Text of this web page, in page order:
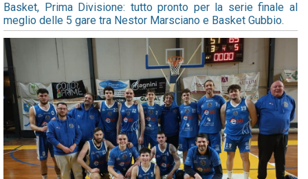
Basket, Prima Divisione: tutto pronto per la serie finale al
meglio delle 5 gare tra Nestor Marsciano e Basket Gubbio.